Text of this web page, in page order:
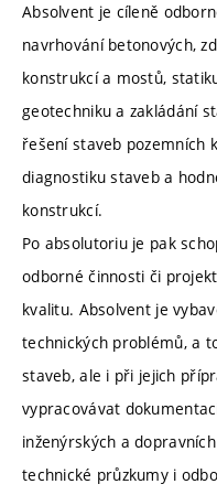
Absolvent je cíleně
navrhování betonových,
konstrukcí a mostů,
geotechniku a zakládání
řešení staveb pozemních
diagnostiku staveb a
konstrukcí.
Po absolutoriu je pak
odborné činnosti či
kvalitu. Absolvent je
technických problémů, a
staveb, ale i při jejich
vypracovávat
inženýrských a
technické průzkumy i